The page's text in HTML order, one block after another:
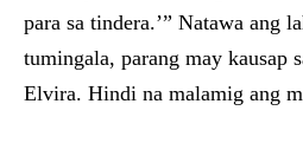
para sa tindera.’” Natawa ang
tumingala, parang may kausap
Elvira. Hindi na malamig ang